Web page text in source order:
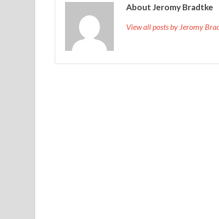
About Jeromy Bradtke
View all posts by Jeromy